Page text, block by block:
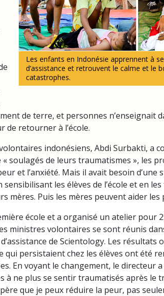
Les enfants en Indonésie apprennent à
d’assistance et retrouvent le calme et le
catastrophes.
de terre, et personnes n’enseignait
de retourner à l’école.
indonésiens, Abdi Surbakti, a
soulagés de leurs traumatismes », les
et l’anxiété. Mais il avait besoin d’une
les élèves de l’école et en
mères. Puis les mères peuvent aider les
école et a organisé un atelier pour
ministres volontaires se sont réunis
de Scientology. Les résultats
qui persistaient chez les élèves ont été
En voyant le changement, le directeur a
à ne plus se sentir traumatisés après le
que je peux réduire la peur, pas